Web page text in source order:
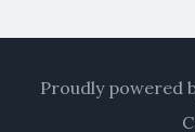
Proudly powered